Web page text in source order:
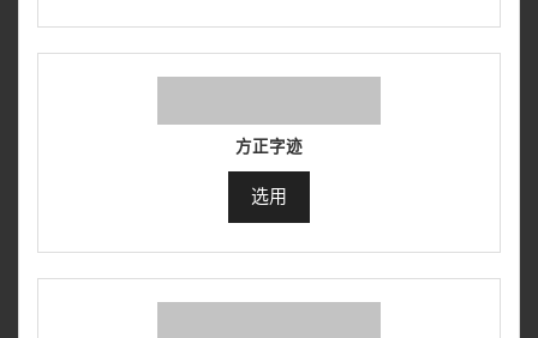
方正字迹
选用